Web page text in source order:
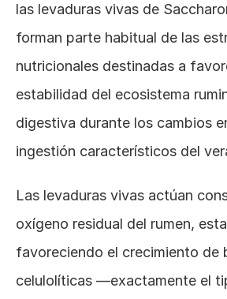
las levaduras vivas de
forman parte habitual de las
nutricionales destinadas a
estabilidad del ecosistema
digestiva durante los cambios
ingestión característicos del
Las levaduras vivas actúan
oxígeno residual del rumen,
favoreciendo el crecimiento de
celulolíticas —exactamente el